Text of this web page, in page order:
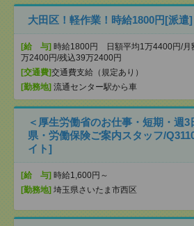
大田区！軽作業！時給1800円[派遣]
[給 与] 時給1800円 日額平均1万4400円/月
万2400円/残込39万2400円
[交通費]交通費支給（規定あり）
[勤務地] 流通センター駅から車
＜厚生労働省のお仕事・短期・週
県・労働保険ご案内スタッフ/
イト]
[給 与] 時給1,600円～
[勤務地] 埼玉県さいたま市西区